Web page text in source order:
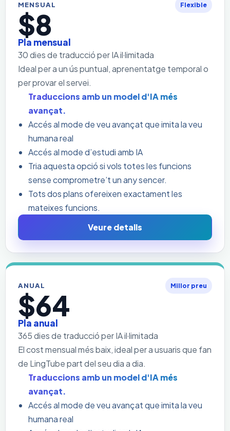
MENSUAL Flexible
$8
Pla mensual
30 dies de traducció per IA il·limitada
Ideal per a un ús puntual, aprenentatge temporal o
per provar el servei.
Traduccions amb un model d'IA més
avançat.
Accés al mode de veu avançat que imita la veu
humana real
Accés al mode d’estudi amb IA
Tria aquesta opció si vols totes les funcions
sense comprometre’t un any sencer.
Tots dos plans ofereixen exactament les
mateixes funcions.
Veure detalls
ANUAL Millor preu
$64
Pla anual
365 dies de traducció per IA il·limitada
El cost mensual més baix, ideal per a usuaris que fan
de LingTube part del seu dia a dia.
Traduccions amb un model d'IA més
avançat.
Accés al mode de veu avançat que imita la veu
humana real